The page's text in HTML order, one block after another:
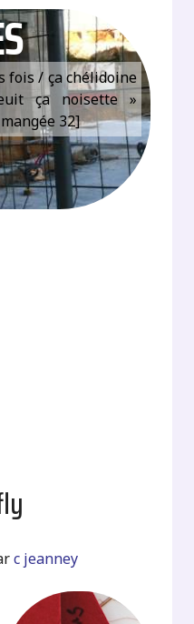
fois / ça chélidoine
ça noisette »
32]
c jeanney